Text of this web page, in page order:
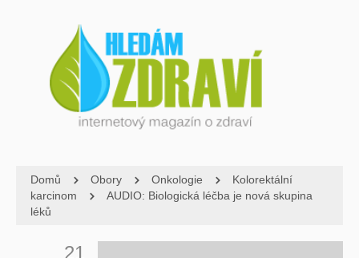
Domů Obory Onkologie
Kolorektální
karcinom
AUDIO: Biologická léčba je nová skupina
léků
21